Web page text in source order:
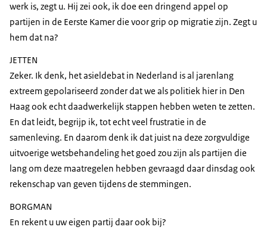
werk is, zegt u. Hij zei ook, ik doe een dringend appel op
partijen in de Eerste Kamer die voor grip op migratie zijn. Zegt u
hem dat na?
JETTEN
Zeker. Ik denk, het asieldebat in Nederland is al jarenlang
extreem gepolariseerd zonder dat we als politiek hier in Den
Haag ook echt daadwerkelijk stappen hebben weten te zetten.
En dat leidt, begrijp ik, tot echt veel frustratie in de
samenleving. En daarom denk ik dat juist na deze zorgvuldige
uitvoerige wetsbehandeling het goed zou zijn als partijen die
lang om deze maatregelen hebben gevraagd daar dinsdag ook
rekenschap van geven tijdens de stemmingen.
BORGMAN
En rekent u uw eigen partij daar ook bij?